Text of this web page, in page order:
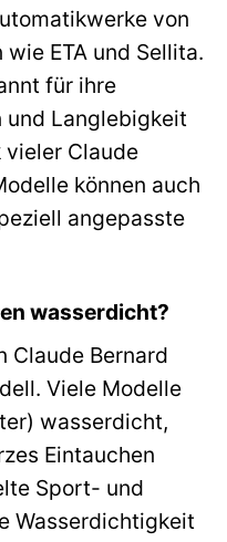
von
ETA und Sellita.
für ihre
und Langlebigkeit
Claude
können auch
angepasste
wasserdicht?
Claude Bernard
Viele Modelle
wasserdicht,
Eintauchen
Sport- und
Wasserdichtigkeit